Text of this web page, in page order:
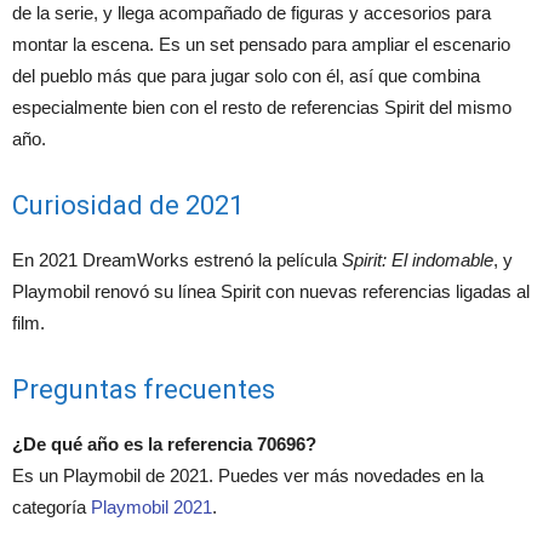
de la serie, y llega acompañado de figuras y accesorios para
montar la escena. Es un set pensado para ampliar el escenario
del pueblo más que para jugar solo con él, así que combina
especialmente bien con el resto de referencias Spirit del mismo
año.
Curiosidad de 2021
En 2021 DreamWorks estrenó la película Spirit: El indomable, y
Playmobil renovó su línea Spirit con nuevas referencias ligadas al
film.
Preguntas frecuentes
¿De qué año es la referencia 70696?
Es un Playmobil de 2021. Puedes ver más novedades en la
categoría Playmobil 2021.